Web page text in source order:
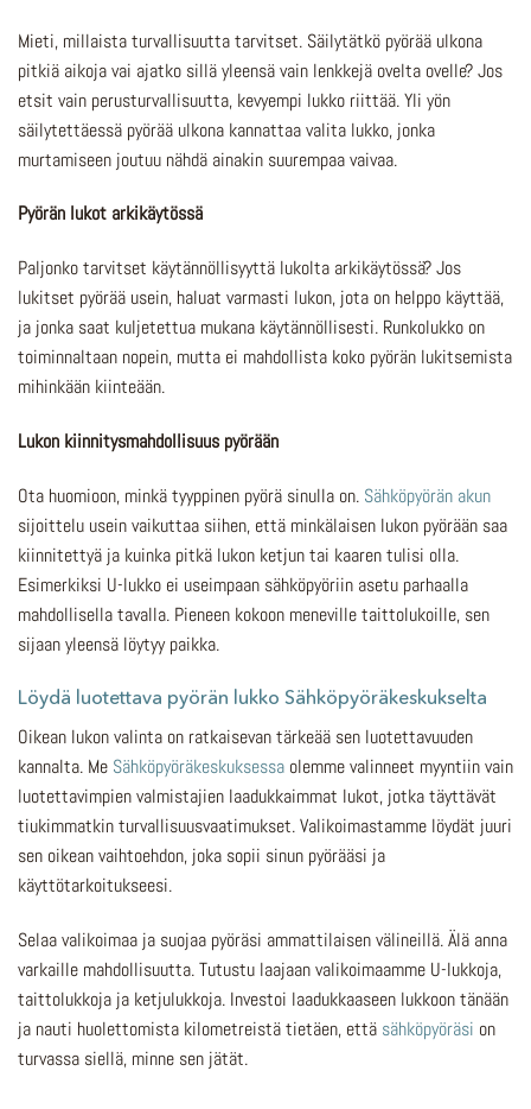
Mieti, millaista turvallisuutta tarvitset. Säilytätkö pyörää ulkona
pitkiä aikoja vai ajatko sillä yleensä vain lenkkejä ovelta ovelle? Jos
etsit vain perusturvallisuutta, kevyempi lukko riittää. Yli yön
säilytettäessä pyörää ulkona kannattaa valita lukko, jonka
murtamiseen joutuu nähdä ainakin suurempaa vaivaa.
Pyörän lukot arkikäytössä
Paljonko tarvitset käytännöllisyyttä lukolta arkikäytössä? Jos
lukitset pyörää usein, haluat varmasti lukon, jota on helppo käyttää,
ja jonka saat kuljetettua mukana käytännöllisesti. Runkolukko on
toiminnaltaan nopein, mutta ei mahdollista koko pyörän lukitsemista
mihinkään kiinteään.
Lukon kiinnitysmahdollisuus pyörään
Ota huomioon, minkä tyyppinen pyörä sinulla on. Sähköpyörän akun
sijoittelu usein vaikuttaa siihen, että minkälaisen lukon pyörään saa
kiinnitettyä ja kuinka pitkä lukon ketjun tai kaaren tulisi olla.
Esimerkiksi U-lukko ei useimpaan sähköpyöriin asetu parhaalla
mahdollisella tavalla. Pieneen kokoon meneville taittolukoille, sen
sijaan yleensä löytyy paikka.
Löydä luotettava pyörän lukko Sähköpyöräkeskukselta
Oikean lukon valinta on ratkaisevan tärkeää sen luotettavuuden
kannalta. Me Sähköpyöräkeskuksessa olemme valinneet myyntiin vain
luotettavimpien valmistajien laadukkaimmat lukot, jotka täyttävät
tiukimmatkin turvallisuusvaatimukset. Valikoimastamme löydät juuri
sen oikean vaihtoehdon, joka sopii sinun pyörääsi ja
käyttötarkoitukseesi.
Selaa valikoimaa ja suojaa pyöräsi ammattilaisen välineillä. Älä anna
varkaille mahdollisuutta. Tutustu laajaan valikoimaamme U-lukkoja,
taittolukkoja ja ketjulukkoja. Investoi laadukkaaseen lukkoon tänään
ja nauti huolettomista kilometreistä tietäen, että sähköpyöräsi on
turvassa siellä, minne sen jätät.